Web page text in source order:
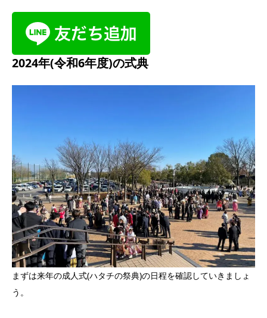
2024年(令和6年度)の式典
まずは来年の成人式(ハタチの祭典)の日程を確認していきましょ
う。